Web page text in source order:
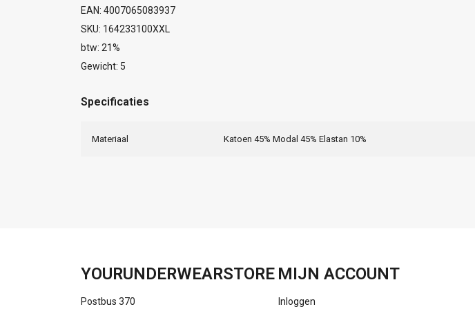
EAN: 4007065083937
SKU: 164233100XXL
btw: 21%
Gewicht: 5
Specificaties
Materiaal Katoen 45% Modal 45% Elastan 10%
YOURUNDERWEARSTORE
Postbus 370
MIJN ACCOUNT
Inloggen